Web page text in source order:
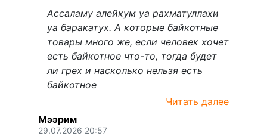
Ассаламу алейкум уа рахматуллахи
уа баракатух. А которые байкотные
товары много же, если человек хочет
есть байкотное что-то, тогда будет
ли грех и насколько нельзя есть
байкотное
Читать далее
Мээрим
29.07.2026 20:57